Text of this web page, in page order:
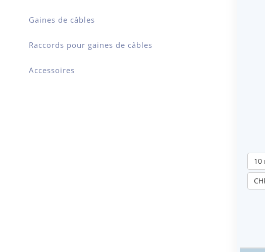
Gaines de câbles
Raccords pour gaines de câbles
Accessoires
10